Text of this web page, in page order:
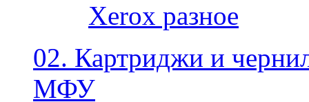
Xerox разное
02. Картриджи и
МФУ